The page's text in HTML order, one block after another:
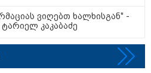
ვიღებთ ხალხისგან" -
კაკაბაძე